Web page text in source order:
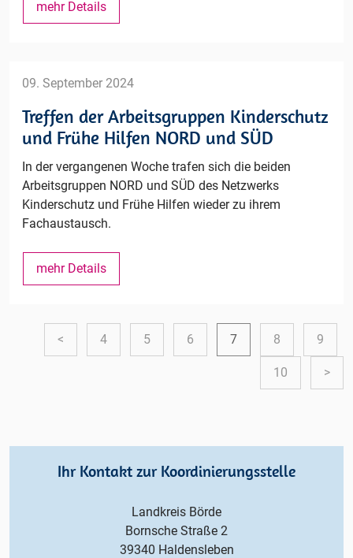
mehr DetailsOnline-
Fortbildung
2024
09. September 2024
Treffen der Arbeitsgruppen Kinderschutz
und Frühe Hilfen NORD und SÜD
In der vergangenen Woche trafen sich die beiden
Arbeitsgruppen NORD und SÜD des Netzwerks
Kinderschutz und Frühe Hilfen wieder zu ihrem
Fachaustausch.
mehr DetailsTreffen
der
Kinderschutz
und
< 4 5 6 7 8 9
10 >
Ihr Kontakt zur Koordinierungsstelle
Landkreis Börde
Bornsche Straße 2
39340 Haldensleben